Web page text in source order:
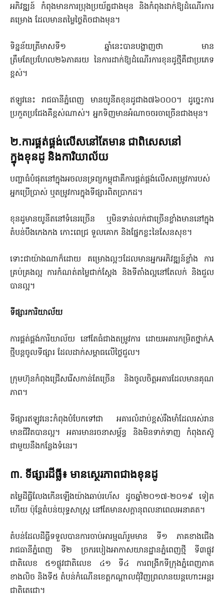
អភិវឌ្ឍន៍ កំពុងមានការប្រុងប្រយ័ត្នជាងមុន និងកំពុងដាក់ឱ្យដំណើរការ
គម្រោង ដែលមានតម្លៃថ្លៃតិចជាងមុន។
ទិន្នន័យត្រីមាសទី១ ឆ្នាំនេះបានបង្ហាញថា មាន
ត្រឹមតែប្រហែល២៦ភាគរយ នៃការដាក់ឱ្យដំណើរការខុនដូថ្មីគឺជាប្រភេទ
ខ្ពស់។
ឥឡូវនេះ រាជធានីភ្នំពេញ មានយូនីតខុនដូជាង៧៦០០០។ ដូច្នេះការ
ប្រកួតប្រជែងគឺខ្ពស់ណាស់។ អ្នកទិញមានអំណាចចរចាច្រើនជាងមុន។
២.ការផ្គត់ផ្គង់លើសនៅតែមាន ជាពិសេសនៅ
ក្នុងខុនដូ និងការិយា​ល័យ
បញ្ហាធំបំផុតនៅក្នុងអចលនទ្រព្យកម្ពុជាគឺការផ្គត់ផ្គង់លើសតម្រូវការបស់
អ្នកប្រើប្រាស់ ឬតម្រូវការក្នុងទីផ្សារពិតប្រាកដ។
ខុនដូមានយូនីតនៅទំនេរច្រើន ឬមិនទាន់លក់ជាច្រើនខ្លាំងមាននៅក្នុង
តំបន់បឹងកេងកង កោះពេជ្រ ទួលគោក និងផ្នែកខ្លះនៃសែនសុខ។
ទោះជាយ៉ាងណាក៏ដោយ គម្រោងល្អៗដែលមានអ្នកអភិវឌ្ឍន៍ខ្លាំង ការ
គ្រប់គ្រងល្អ ការកំណត់តម្លៃជាក់ស្តែង និងទីតាំងល្អនៅតែលក់ និងជួល
បានល្អ។
ទីផ្សារការិយាល័យ
ការផ្គត់ផ្គង់ការិយាល័យ នៅតែធំជាងតម្រូវការ ដោយអគារកម្រិតថ្នាក់A
ថ្មីបន្តចូលទីផ្សារ ដែលដាក់សម្ពាធលើថ្លៃជួល។
ក្រុមហ៊ុនកំពុងជ្រើសរើសកាន់តែច្រើន និងចូលចិត្តអគារដែលមានគុណ
ភាព។
ទីផ្សារឥឡូវនេះកំពុងបំបែកទៅជា អគារលំដាប់ខ្ពស់រឹងមាំដែលរស់រាន
មានជីវិតបានល្អ។ អគារមានរចនាសម្ព័ន្ធ និងមិនទាក់ទាញ កំពុងតស៊ូ
ជាមួយនឹងកន្លែងទំនេរ។
៣. ទីផ្សារដីធ្លី៖ មានស្ថេរភាពជាងខុនដូ
តម្លៃដីធ្លីលែងកើនឡើងយ៉ាងឆាប់រហ័ស ដូចឆ្នាំ២០១៧-២០១៩ ទៀត
ហើយ ប៉ុន្តែតំបន់យុទ្ធសាស្ត្រ នៅតែមានសក្តានុពលនាពេលអនាគត។
តំបន់ដែលដីធ្លីទទួលបានការចាប់អារម្មណ៍រួមមាន ទី១ ភាគខាងជើង
រាជធានីភ្នំពេញ ទី២ ច្រករបៀងអាកាសយានដ្ឋានភ្នំពេញថ្មី ទី៣ផ្លូវ
ជាតិលេខ ៥១ផ្លូវជាតិលេខ ៤១ ទី៤ ការពង្រីកទីក្រុងភ្នំពេញភាគ
ខាងលិច និងទី៥ តំបន់កំណើនខេត្តកណ្តាលជុំវិញព្រលានយន្តហោះអន្តរ
ជាតិតេជោ។